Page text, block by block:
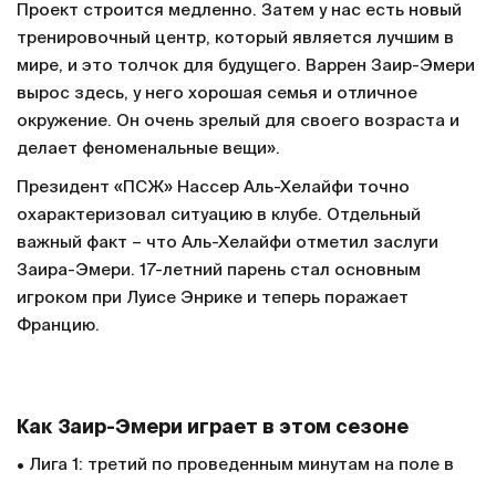
Проект строится медленно. Затем у нас есть новый
тренировочный центр, который является лучшим в
мире, и это толчок для будущего. Варрен Заир-Эмери
вырос здесь, у него хорошая семья и отличное
окружение. Он очень зрелый для своего возраста и
делает феноменальные вещи».
Президент «ПСЖ» Нассер Аль-Хелайфи точно
охарактеризовал ситуацию в клубе. Отдельный
важный факт – что Аль-Хелайфи отметил заслуги
Заира-Эмери. 17-летний парень стал основным
игроком при Луисе Энрике и теперь поражает
Францию.
Как Заир-Эмери играет в этом сезоне
• Лига 1: третий по проведенным минутам на поле в